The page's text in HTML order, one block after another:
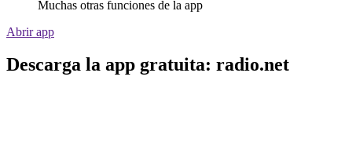
Muchas otras funciones de la app
Abrir app
Descarga la app gratuita: radio.net